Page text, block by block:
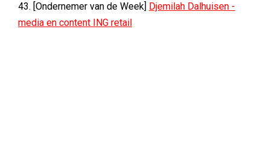
43. [Ondernemer van de Week] Djemilah Dalhuisen -
media en content ING retail